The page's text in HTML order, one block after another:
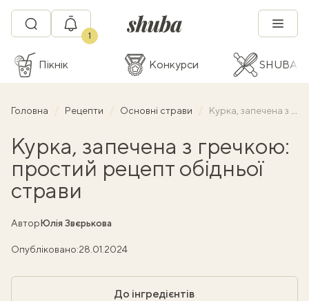
1
Пікнік Конкурси SHUBA
Головна Рецепти Основні страви Курка, запечена з гречкою: простий рецепт обідньої страви
Курка, запечена з гречкою:
простий рецепт обідньої
страви
АвторЮлія Звєрькова
Опубліковано:28.01.2024
До інгредієнтів